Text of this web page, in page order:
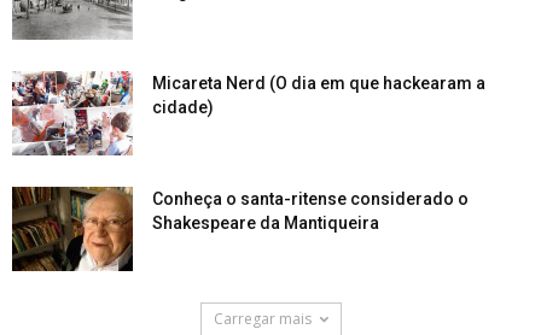
Micareta Nerd (O dia em que hackearam a
cidade)
Conheça o santa-ritense considerado o
Shakespeare da Mantiqueira
Carregar mais